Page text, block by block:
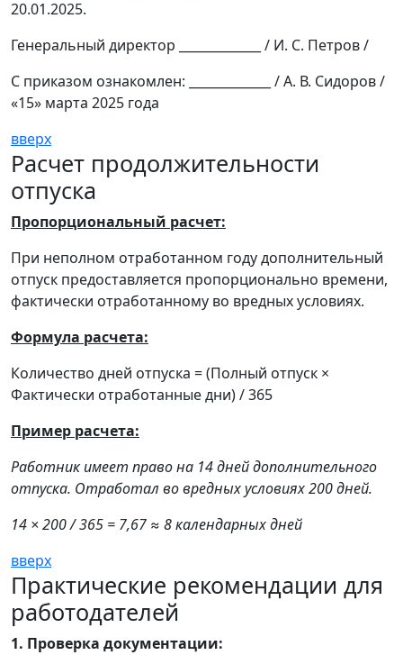
20.01.2025.
Генеральный директор _____________ / И. С. Петров /
С приказом ознакомлен: _____________ / А. В. Сидоров /
«15» марта 2025 года
вверх
Расчет продолжительности
отпуска
Пропорциональный расчет:
При неполном отработанном году дополнительный
отпуск предоставляется пропорционально времени,
фактически отработанному во вредных условиях.
Формула расчета:
Количество дней отпуска = (Полный отпуск ×
Фактически отработанные дни) / 365
Пример расчета:
Работник имеет право на 14 дней дополнительного
отпуска. Отработал во вредных условиях 200 дней.
14 × 200 / 365 = 7,67 ≈ 8 календарных дней
вверх
Практические рекомендации для
работодателей
1. Проверка документации: